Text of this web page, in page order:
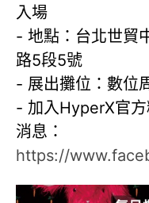
入場
- 地點：台北世貿
路5段5號
- 展出攤位：數位
- 加入HyperX官
消息：
https://